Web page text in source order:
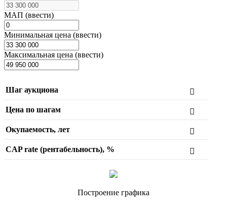
МАП (ввести)
Минимальная цена (ввести)
Максимальная цена (ввести)
Шаг аукциона
Цена по шагам
Окупаемость, лет
CAP rate (рентабельность), %
Построение графика